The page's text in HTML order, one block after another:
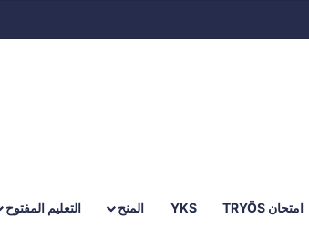
امتحان TRYÖS YKS المنح التعليم المفتوح